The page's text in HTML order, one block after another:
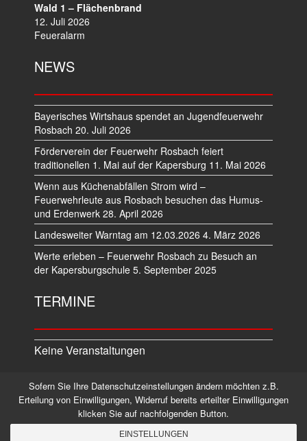
Wald 1 – Flächenbrand
12. Juli 2026
Feueralarm
NEWS
Bayerisches Wirtshaus spendet an Jugendfeuerwehr
Rosbach 20. Juli 2026
Förderverein der Feuerwehr Rosbach feiert
traditionellen 1. Mai auf der Kapersburg 11. Mai 2026
Wenn aus Küchenabfällen Strom wird –
Feuerwehrleute aus Rosbach besuchen das Humus-
und Erdenwerk 28. April 2026
Landesweiter Warntag am 12.03.2026 4. März 2026
Werte erleben – Feuerwehr Rosbach zu Besuch an
der Kapersburgschule 5. September 2025
TERMINE
Keine Veranstaltungen
Datenschutz Impressum
©2026 Alle Rechte vorbehalten.
Sofern Sie Ihre Datenschutzeinstellungen ändern möchten z.B.
Erteilung von Einwilligungen, Widerruf bereits erteilter Einwilligungen
klicken Sie auf nachfolgenden Button.
EINSTELLUNGEN